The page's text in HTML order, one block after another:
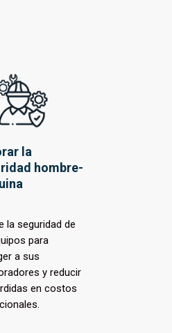
la
hombre-
la seguridad de
para
a sus
y reducir
en costos